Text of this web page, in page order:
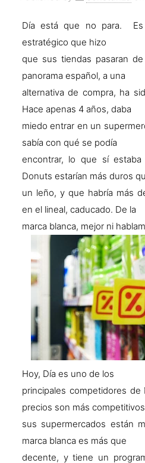
Día está que no para.
estratégico que hizo
que sus tiendas pasaran
panorama español, a una
alternativa de compra, ha
Hace apenas 4 años, daba
miedo entrar en un
sabía con qué se podía
encontrar, lo que sí
Donuts estarían más duros
un leño, y que habría más
en el lineal, caducado. De la
marca blanca, mejor ni
Hoy, Día es uno de los
principales competidores
precios son más
sus supermercados están
marca blanca es más que
decente, y tiene un